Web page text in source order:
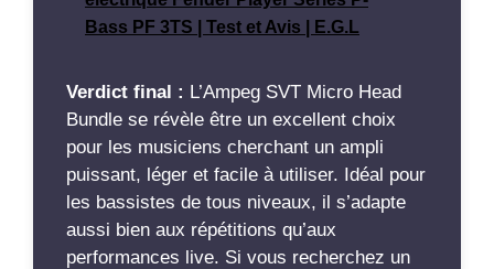
Bass PF 3TS | Test et Avis | E.G.L
Verdict final : L’Ampeg SVT Micro Head
Bundle se révèle être un excellent choix
pour les musiciens cherchant un ampli
puissant, léger et facile à utiliser. Idéal pour
les bassistes de tous niveaux, il s’adapte
aussi bien aux répétitions qu’aux
performances live. Si vous recherchez un